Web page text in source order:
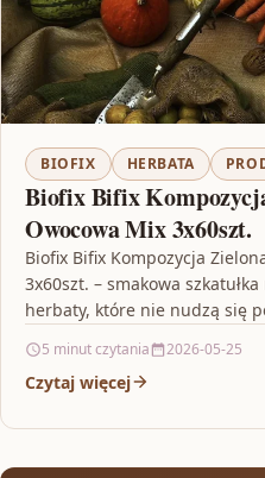
BIOFIX HERBATA
Biofix Bifix
Owocowa Mix 3x60szt.
Biofix Bifix Kompozycja
3x60szt. – smakowa
herbaty, które nie nudzą się
5 minut czytania 2026-05-25
Czytaj więcej